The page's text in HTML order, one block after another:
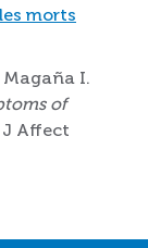
morts
Magaña I.
of
J Affect